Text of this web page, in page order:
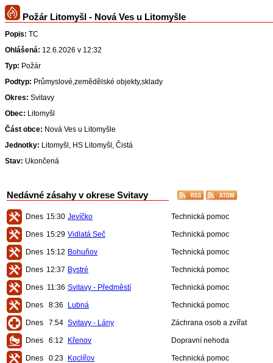
Požár Litomyšl - Nová Ves u Litomyšle
Popis: TC
Ohlášená: 12.6.2026 v 12:32
Typ: Požár
Podtyp: Průmyslové,zemědělské objekty,sklady
Okres: Svitavy
Obec: Litomyšl
Část obce: Nová Ves u Litomyšle
Jednotky: Litomyšl, HS Litomyšl, Čistá
Stav: Ukončená
Nedávné zásahy v okrese Svitavy
Dnes 15:30 Jevíčko Technická pomoc
Dnes 15:29 Vidlatá Seč Technická pomoc
Dnes 15:12 Bohuňov Technická pomoc
Dnes 12:37 Bystré Technická pomoc
Dnes 11:36 Svitavy - Předměstí Technická pomoc
Dnes 8:36 Lubná Technická pomoc
Dnes 7:54 Svitavy - Lány Záchrana osob a zvířat
Dnes 6:12 Křenov Dopravní nehoda
Dnes 0:23 Koclířov Technická pomoc